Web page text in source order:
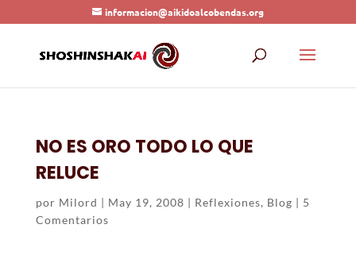
informacion@aikidoalcobendas.org
NO ES ORO TODO LO QUE
RELUCE
por Milord | May 19, 2008 | Reflexiones, Blog | 5
Comentarios